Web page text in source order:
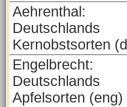
Aehrenthal:
Deutschlands
Kernobstsorten
Engelbrecht:
Deutschlands
Apfelsorten (eng)